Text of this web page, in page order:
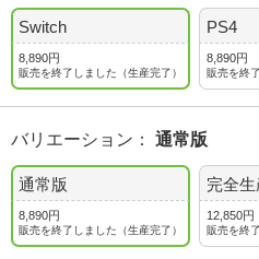
Switch
8,890円
販売を終了しました（生産完了）
PS4
8,890円
販売を終
バリエーション ： 通常版
通常版
8,890円
販売を終了しました（生産完了）
完全
12,850円
販売を終